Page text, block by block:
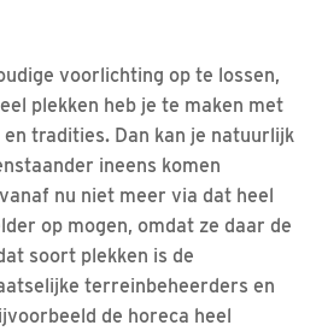
voorlichting op te lossen,
plekken heb je te maken met
tradities. Dan kan je natuurlijk
ineens komen
nu niet meer via dat heel
op mogen, omdat ze daar de
soort plekken is de
terreinbeheerders en
de horeca heel